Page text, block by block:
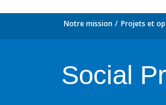
Notre mission Projets et
Social